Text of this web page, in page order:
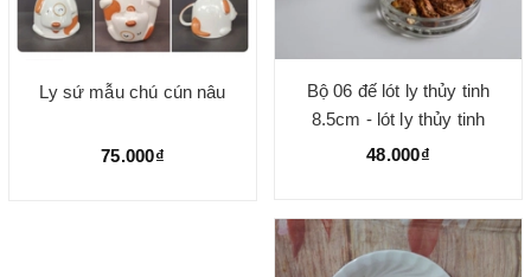
Ly sứ mẫu chú cún nâu
75.000₫
Bộ 06 đế lót ly thủy tinh
8.5cm - lót ly thủy tinh
48.000₫